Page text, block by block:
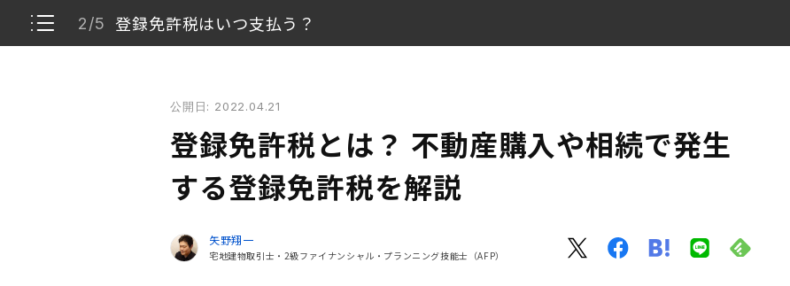
2/5 登録免許税はいつ支払う？
登録免許税はいつ支払う？
登録免許税で押さえておくべきポイント
公開日: 2022.04.21
登録免許税とは？ 不動産購入や相続で発生
する登録免許税を解説
矢野翔一
宅地建物取引士・2級ファイナンシャル・プランニング技能士（AFP）